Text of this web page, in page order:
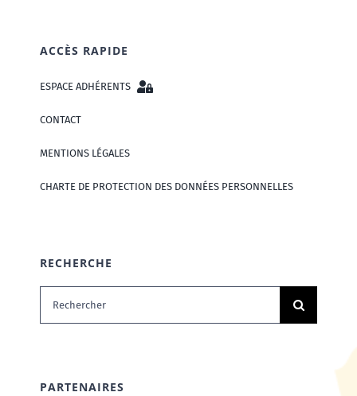
ACCÈS RAPIDE
ESPACE ADHÉRENTS
CONTACT
MENTIONS LÉGALES
CHARTE DE PROTECTION DES DONNÉES PERSONNELLES
RECHERCHE
Rechercher:
PARTENAIRES